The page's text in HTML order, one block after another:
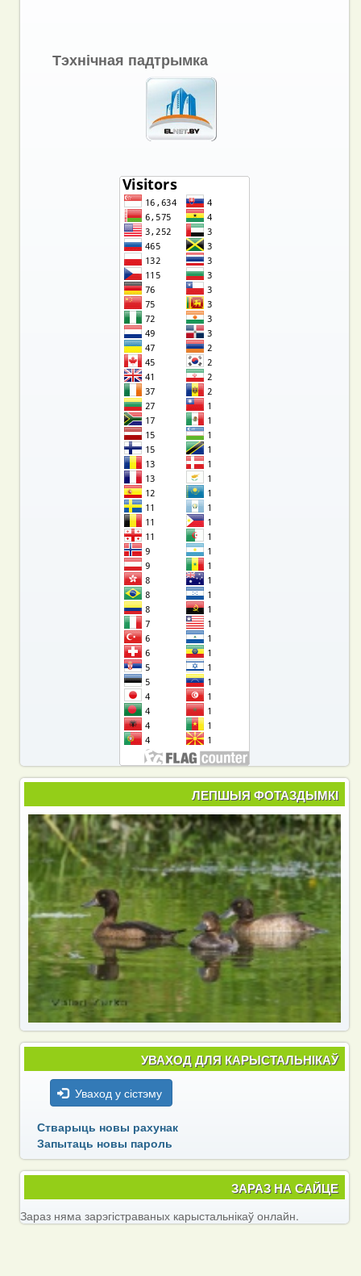
Тэхнічная падтрымка
ЛЕПШЫЯ ФОТАЗДЫМКІ
УВАХОД ДЛЯ КАРЫСТАЛЬНІКАЎ
Уваход у сістэму
Стварыць новы рахунак
Запытаць новы пароль
ЗАРАЗ НА САЙЦЕ
Зараз няма зарэгістраваных карыстальнікаў онлайн.